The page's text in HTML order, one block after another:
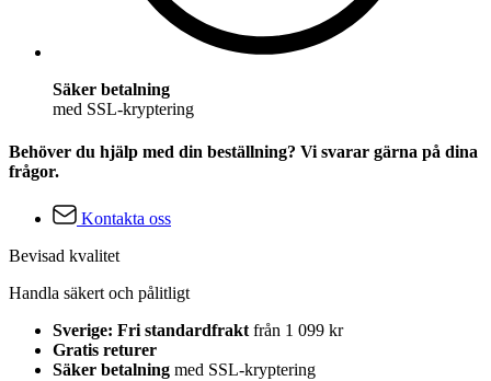
Säker betalning
med SSL-kryptering
Behöver du hjälp med din beställning? Vi svarar gärna på dina
frågor.
Kontakta oss
Bevisad kvalitet
Handla säkert och pålitligt
Sverige: Fri standardfrakt från 1 099 kr
Gratis returer
Säker betalning med SSL-kryptering